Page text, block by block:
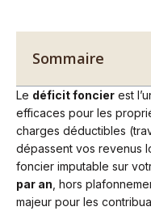
Sommaire
Le déficit foncier est
efficaces pour les
charges déductibles
dépassent vos revenus
foncier imputable sur
par an , hors
majeur pour les